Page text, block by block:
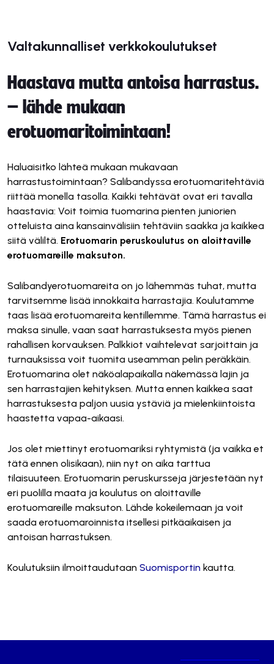
Valtakunnalliset verkkokoulutukset
Haastava mutta antoisa harrastus.
– lähde mukaan
erotuomaritoimintaan!
Haluaisitko lähteä mukaan mukavaan
harrastustoimintaan? Salibandyssa erotuomaritehtäviä
riittää monella tasolla. Kaikki tehtävät ovat eri tavalla
haastavia: Voit toimia tuomarina pienten juniorien
otteluista aina kansainvälisiin tehtäviin saakka ja kaikkea
siitä väliltä. Erotuomarin peruskoulutus on aloittaville
erotuomareille maksuton.
Salibandyerotuomareita on jo lähemmäs tuhat, mutta
tarvitsemme lisää innokkaita harrastajia. Koulutamme
taas lisää erotuomareita kentillemme. Tämä harrastus ei
maksa sinulle, vaan saat harrastuksesta myös pienen
rahallisen korvauksen. Palkkiot vaihtelevat sarjoittain ja
turnauksissa voit tuomita useamman pelin peräkkäin.
Erotuomarina olet näköalapaikalla näkemässä lajin ja
sen harrastajien kehityksen. Mutta ennen kaikkea saat
harrastuksesta paljon uusia ystäviä ja mielenkiintoista
haastetta vapaa-aikaasi.
Jos olet miettinyt erotuomariksi ryhtymistä (ja vaikka et
tätä ennen olisikaan), niin nyt on aika tarttua
tilaisuuteen. Erotuomarin peruskursseja järjestetään nyt
eri puolilla maata ja koulutus on aloittaville
erotuomareille maksuton. Lähde kokeilemaan ja voit
saada erotuomaroinnista itsellesi pitkäaikaisen ja
antoisan harrastuksen.
Koulutuksiin ilmoittaudutaan Suomisportin kautta.